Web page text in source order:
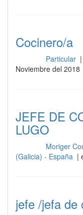
Cocinero/a
Particular |
Noviembre del 2018
JEFE DE
LUGO
Moriger
(Galicia) - España |
jefe /jefa de